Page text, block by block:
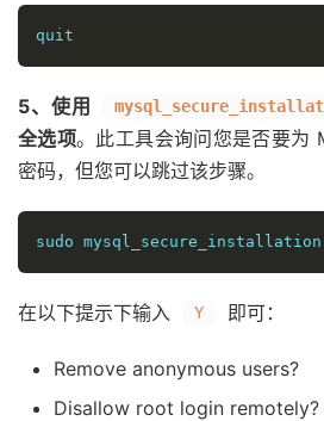
quit
5、使用
全选项。此工具会询问您是否要为
密码，但您可以跳过该步骤。
sudo mysql_secure_installation
在以下提示下输入 Y 即可：
Remove anonymous users?
Disallow root login remotely?